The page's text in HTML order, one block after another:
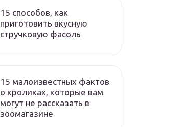
15 способов, как
приготовить вкусную
стручковую фасоль
15 малоизвестных фактов
о кроликах, которые вам
могут не рассказать в
зоомагазине